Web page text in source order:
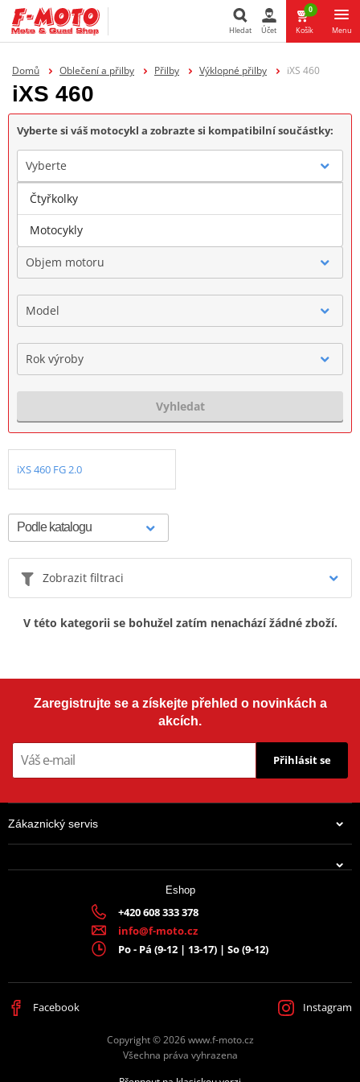
Hledat
Hledat Účet
0
Košík Menu
Domů Oblečení a přilby Přilby Výklopné přilby iXS 460
iXS 460
Vyberte si váš motocykl a zobrazte si kompatibilní součástky:
Vyberte
Značka
Objem motoru
Model
Rok výroby
Vyhledat
iXS 460 FG 2.0
Zobrazit filtraci
V této kategorii se bohužel zatím nenachází žádné zboží.
Zaregistrujte se a získejte přehled o novinkách a
akcích.
Přihlásit se
Zákaznický servis
Eshop
+420 608 333 378
info@f-moto.cz
Po - Pá (9-12 | 13-17) | So (9-12)
Facebook Instagram
Copyright © 2026 www.f-moto.cz
Všechna práva vyhrazena
Čtyřkolky
Motocykly